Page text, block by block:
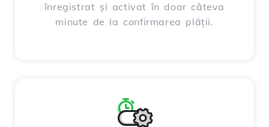
înregistrat și activat în doar câteva
minute de la confirmarea plății.